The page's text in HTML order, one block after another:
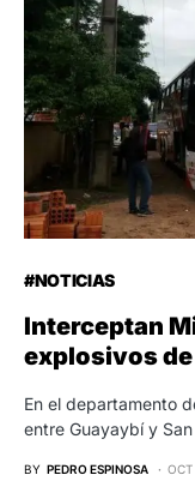
#NOTICIAS
Interceptan
explosivos
En el departamento
entre Guayaybí y
BY PEDRO ESPINOSA